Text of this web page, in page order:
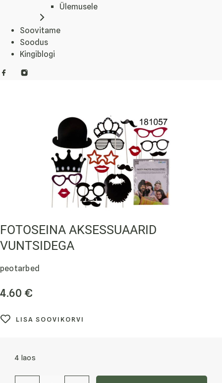
Ülemusele
Soovitame
Soodus
Kingiblogi
FOTOSEINA AKSESSUAARID
VUNTSIDEGA
peotarbed
4.60 €
LISA SOOVIKORVI
4 laos